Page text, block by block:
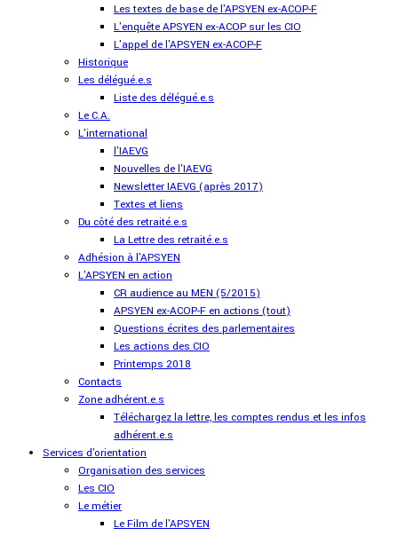
Les textes de base de l'APSYEN ex-ACOP-F
L'enquête APSYEN ex-ACOP sur les CIO
L'appel de l'APSYEN ex-ACOP-F
Historique
Les délégué.e.s
Liste des délégué.e.s
Le C.A.
L'international
l'IAEVG
Nouvelles de l'IAEVG
Newsletter IAEVG (après 2017)
Textes et liens
Du côté des retraité.e.s
La Lettre des retraité.e.s
Adhésion à l'APSYEN
L'APSYEN en action
CR audience au MEN (5/2015)
APSYEN ex-ACOP-F en actions (tout)
Questions écrites des parlementaires
Les actions des CIO
Printemps 2018
Contacts
Zone adhérent.e.s
Téléchargez la lettre, les comptes rendus et les infos
adhérent.e.s
Services d'orientation
Organisation des services
Les CIO
Le métier
Le Film de l'APSYEN